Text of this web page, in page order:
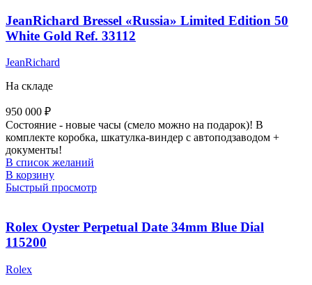
JeanRichard Bressel «Russia» Limited Edition 50
White Gold Ref. 33112
JeanRichard
На складе
950 000 ₽
Состояние - новые часы (смело можно на подарок)! В
комплекте коробка, шкатулка-виндер с автоподзаводом +
документы!
В список желаний
В корзину
Быстрый просмотр
Rolex Oyster Perpetual Date 34mm Blue Dial
115200
Rolex